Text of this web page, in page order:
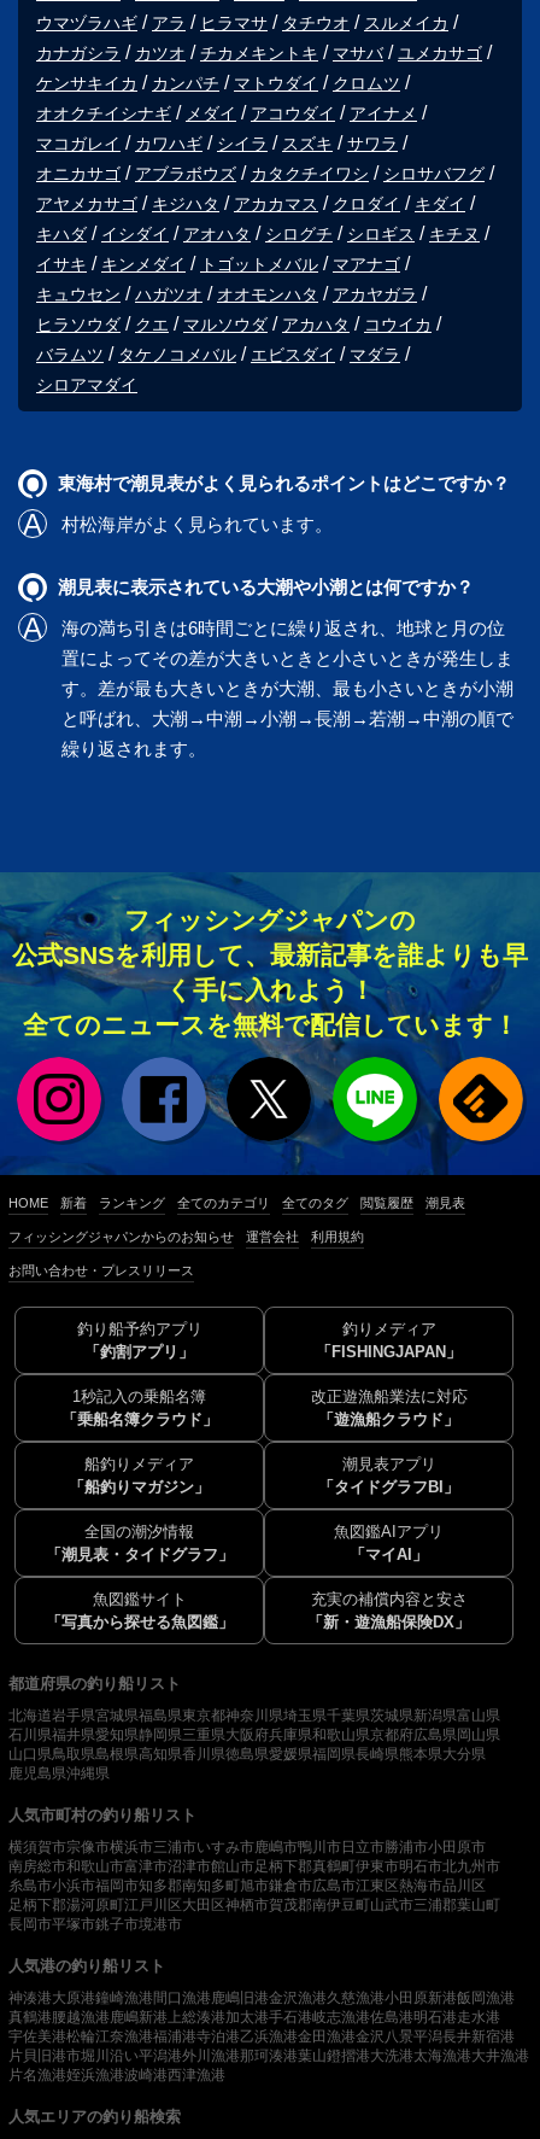
ウマヅラハギ
アラ ヒラマサ タチウオ
スルメイカ
カナガシラ
カツオ チカメキントキ マサバ
ユメカサゴ
ケンサキイカ
カンパチ マトウダイ
クロムツ
オオクチイシナギ
メダイ アコウダイ
アイナメ
マコガレイ
カワハギ シイラ スズキ
サワラ
オニカサゴ
アブラボウズ カタクチイワシ
シロサバフグ
アヤメカサゴ
キジハタ アカカマス クロダイ
キダイ
キハダ
イシダイ アオハタ シログチ シロギス
キチヌ
イサキ
キンメダイ トゴットメバル
マアナゴ
キュウセン
ハガツオ オオモンハタ
アカヤガラ
ヒラソウダ
クエ マルソウダ アカハタ
コウイカ
バラムツ
タケノコメバル エビスダイ
マダラ
シロアマダイ
東海村で潮見表がよく見られるポイントはどこですか？
村松海岸がよく見られています。
潮見表に表示されている大潮や小潮とは何ですか？
海の満ち引きは6時間ごとに繰り返され、地球と月の位
置によってその差が大きいときと小さいときが発生しま
す。差が最も大きいときが大潮、最も小さいときが小潮
と呼ばれ、大潮→中潮→小潮→長潮→若潮→中潮の順で
繰り返されます。
フィッシングジャパンの
公式SNSを利用して、最新記事を誰よりも早
く手に入れよう！
全てのニュースを無料で配信しています！
HOME 新着 ランキング 全てのカテゴリ 全てのタグ 閲覧履歴 潮見表
フィッシングジャパンからのお知らせ 運営会社 利用規約
お問い合わせ・プレスリリース
釣り船予約アプリ
「釣割アプリ」
釣りメディア
「FISHINGJAPAN」
1秒記入の乗船名簿
「乗船名簿クラウド」
改正遊漁船業法に対応
「遊漁船クラウド」
船釣りメディア
「船釣りマガジン」
潮見表アプリ
「タイドグラフBI」
全国の潮汐情報
「潮見表・タイドグラフ」
魚図鑑AIアプリ
「マイAI」
魚図鑑サイト
「写真から探せる魚図鑑」
充実の補償内容と安さ
「新・遊漁船保険DX」
都道府県の釣り船リスト
北海道岩手県宮城県福島県東京都神奈川県埼玉県千葉県茨城県新潟県富山県
石川県福井県愛知県静岡県三重県大阪府兵庫県和歌山県京都府広島県岡山県
山口県鳥取県島根県高知県香川県徳島県愛媛県福岡県長崎県熊本県大分県
鹿児島県沖縄県
人気市町村の釣り船リスト
横須賀市宗像市横浜市三浦市いすみ市鹿嶋市鴨川市 日立市勝浦市小田原市
南房総市和歌山市富津市沼津市館山市足柄下郡真鶴町伊東市明石市北九州市
糸島市小浜市福岡市知多郡南知多町旭市鎌倉市広島市江東区熱海市品川区
足柄下郡湯河原町江戸川区 大田区神栖市賀茂郡南伊豆町山武市三浦郡葉山町
長岡市平塚市銚子市境港市
人気港の釣り船リスト
神湊港大原港鐘崎漁港 間口漁港鹿嶋旧港金沢漁港久慈漁港小田原新港飯岡漁港
真鶴港 腰越漁港鹿嶋新港 上総湊港加太港手石港岐志漁港佐島港明石港走水港
宇佐美港松輪江奈漁港福浦港寺泊港乙浜漁港金田漁港金沢八景平潟長井新宿港
片貝旧港市堀川沿い平潟港外川漁港那珂湊港葉山鐙摺港大洗港太海漁港大井漁港
片名漁港姪浜漁港波崎港西津漁港
人気エリアの釣り船検索